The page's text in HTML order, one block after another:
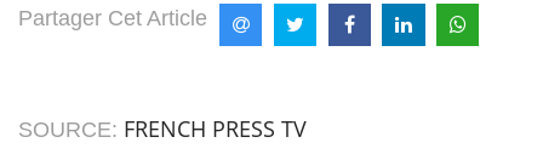
Partager Cet Article
SOURCE: FRENCH PRESS TV